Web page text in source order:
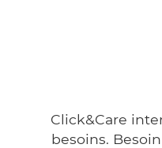
Click&Care
besoins.